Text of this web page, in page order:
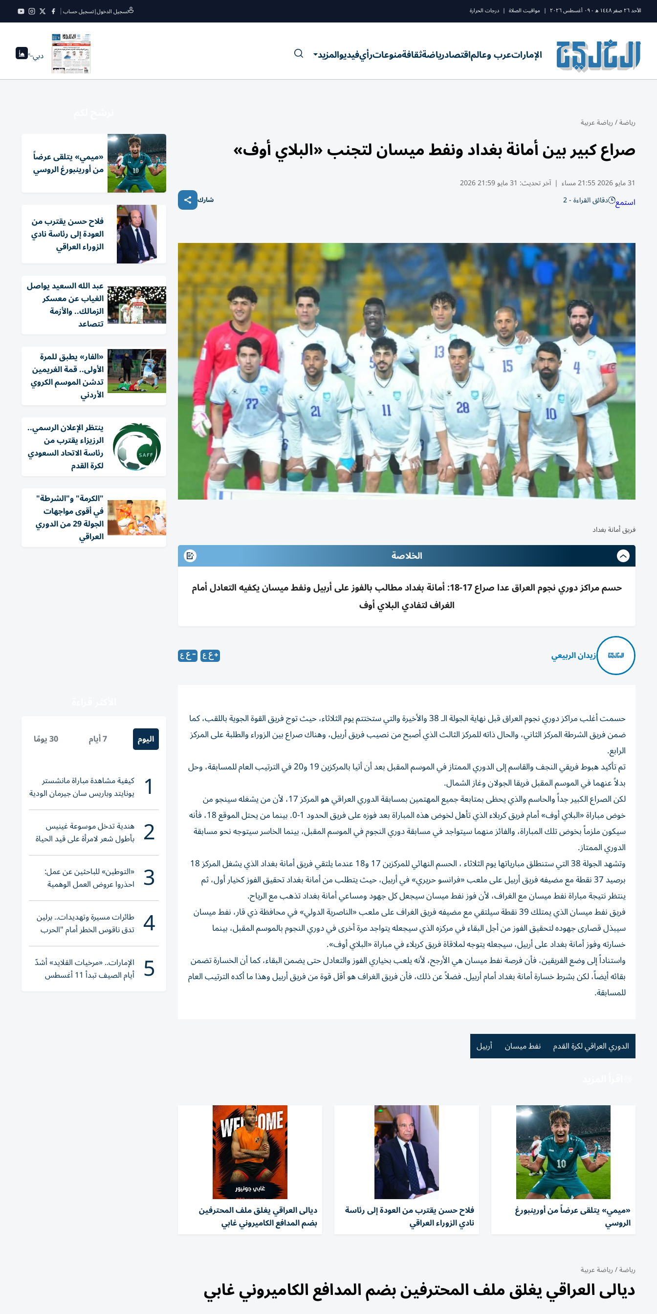
الأحد ٢٦ صفر ١٤٤٨ ه - ٠٩ أغسطس ٢٠٢٦ | مواقيت الصلاة | درجات الحرارة تسجيل الدخول|تسجيل حساب
الإماراتعرب وعالماقتصادرياضةثقافةمنوعاترأيفيديوالمزيد دبي--°
رياضة/رياضة عربية
صراع كبير بين أمانة بغداد ونفط ميسان لتجنب «البلاي أوف»
31 مايو 2026 21:55 مساء | آخر تحديث: 31 مايو 21:59 2026
استمع دقائق القراءة - 2 شارك
فريق أمانة بغداد
الخلاصة
حسم مراكز دوري نجوم العراق عدا صراع 17-18: أمانة بغداد مطالب بالفوز على أربيل ونفط ميسان يكفيه التعادل أمام
الغراف لتفادي البلاي أوف
زيدان الربيعي
حسمت أغلب مراكز دوري نجوم العراق قبل نهاية الجولة الـ 38 والأخيرة والتي ستختتم يوم الثلاثاء، حيث توج فريق القوة الجوية باللقب، كما
ضمن فريق الشرطة المركز الثاني، والحال ذاته للمركز الثالث الذي أصبح من نصيب فريق أربيل، وهناك صراع بين الزوراء والطلبة على المركز
الرابع.
تم تأكيد هبوط فريقي النجف والقاسم إلى الدوري الممتاز في الموسم المقبل بعد أن أتيا بالمركزين 19 و20 في الترتيب العام للمسابقة، وحل
بدلاً عنهما في الموسم المقبل فريقا الجولان وغاز الشمال.
لكن الصراع الكبير جداً والحاسم والذي يحظى بمتابعة جميع المهتمين بمسابقة الدوري العراقي هو المركز 17، لأن من يشغله سينجو من
خوض مباراة «البلاي أوف» أمام فريق كربلاء الذي تأهل لخوض هذه المباراة بعد فوزه على فريق الحدود 1-0. بينما من يحتل الموقع 18، فأنه
سيكون ملزماً بخوض تلك المباراة، والفائز منهما سيتواجد في مسابقة دوري النجوم في الموسم المقبل، بينما الخاسر سيتوجه نحو مسابقة
الدوري الممتاز.
وتشهد الجولة 38 التي ستنطلق مبارياتها يوم الثلاثاء ، الحسم النهائي للمركزين 17 و18 عندما يلتقي فريق أمانة بغداد الذي يشغل المركز 18
برصيد 37 نقطة مع مضيفه فريق أربيل على ملعب «فرانسو حريري» في أربيل، حيث يتطلب من أمانة بغداد تحقيق الفوز كخيار أول، ثم
ينتظر نتيجة مباراة نفط ميسان مع الغراف، لأن فوز نفط ميسان سيجعل كل جهود ومساعي أمانة بغداد تذهب مع الرياح.
فريق نفط ميسان الذي يمتلك 39 نقطة سيلتقي مع مضيفه فريق الغراف على ملعب «الناصرية الدولي» في محافظة ذي قار، نفط ميسان
سيبذل قصارى جهوده لتحقيق الفوز من أجل البقاء في مركزه الذي سيجعله يتواجد مرة أخرى في دوري النجوم بالموسم المقبل، بينما
خسارته وفوز أمانة بغداد على أربيل، سيجعله يتوجه لملاقاة فريق كربلاء في مباراة «البلاي أوف».
واستناداً إلى وضع الفريقين، فأن فرصة نفط ميسان هي الأرجح، لأنه يلعب بخياري الفوز والتعادل حتى يضمن البقاء، كما أن الخسارة تضمن
بقائه أيضاً، لكن بشرط خسارة أمانة بغداد أمام أربيل. فضلاً عن ذلك، فأن فريق الغراف هو أقل قوة من فريق أربيل وهذا ما أكده الترتيب العام
للمسابقة.
الدوري العراقي لكرة القدم نفط ميسان أربيل
«ميمي» يتلقى عرضاً من أورينبورغ
الروسي
فلاح حسن يقترب من العودة إلى رئاسة
نادي الزوراء العراقي
ديالى العراقي يغلق ملف المحترفين
بضم المدافع الكاميروني غابي
رياضة/رياضة عربية
ديالى العراقي يغلق ملف المحترفين بضم المدافع الكاميروني غابي
«ميمي» يتلقى عرضاً
من أورينبورغ الروسي
فلاح حسن يقترب من
العودة إلى رئاسة نادي
الزوراء العراقي
عبد الله السعيد يواصل
الغياب عن معسكر
الزمالك.. والأزمة
تتصاعد
«الفار» يطبق للمرة
الأولى.. قمة الغريمين
تدشن الموسم الكروي
الأردني
ينتظر الإعلان الرسمي..
الرزيزاء يقترب من
رئاسة الاتحاد السعودي
لكرة القدم
"الكرمة" و"الشرطة"
في أقوى مواجهات
الجولة 29 من الدوري
العراقي
اليوم 7 أيام 30 يومًا
1 كيفية مشاهدة مباراة مانشستر
يونايتد وباريس سان جيرمان الودية
والقنوات الناقلة
2 هندية تدخل موسوعة غينيس
بأطول شعر لامرأة على قيد الحياة
3 «التوطين» للباحثين عن عمل:
احذروا عروض العمل الوهمية
وتحققوا عبر «الباركود»
4 طائرات مسيرة وتهديدات.. برلين
تدق ناقوس الخطر أمام "الحرب
الهجينة"
5 الإمارات.. «مرخيات القلايد» أشدّ
أيام الصيف تبدأ 11 أغسطس